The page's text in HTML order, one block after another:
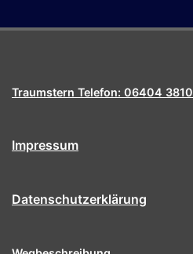
Traumstern Telefon: 06404 3810
Impressum
Datenschutzerklärung